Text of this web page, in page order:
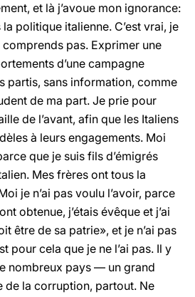
et là j’avoue mon ignorance:
politique italienne. C’est vrai, je
comprends pas. Exprimer une
d’une campagne
partis, sans information, comme
de ma part. Je prie pour
de l’avant, afin que les Italiens
à leurs engagements. Moi
que je suis fils d’émigrés
Mes frères ont tous la
je n’ai pas voulu l’avoir, parce
obtenue, j’étais évêque et j’ai
être de sa patrie», et je n’ai pas
pour cela que je ne l’ai pas. Il y
nombreux pays — un grand
la corruption, partout. Ne